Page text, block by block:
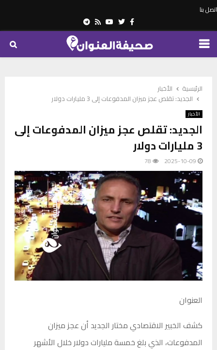
اتصل بنا
Facebook
Twitter
Youtube
Rss
Telegram
PRIMARY
الرئيسية
الأخبار
الجديد: تقلص عجز ميزان المدفوعات إلى 3 مليارات دولار
الأخبار
الجديد: تقلص عجز ميزان المدفوعات إلى
3 مليارات دولار
2025-10-09
78
العنوان
كشف الخبير الاقتصادي مختار الجديد أن عجز ميزان
المدفوعات، الذي بلغ خمسة مليارات دولار خلال الأشهر